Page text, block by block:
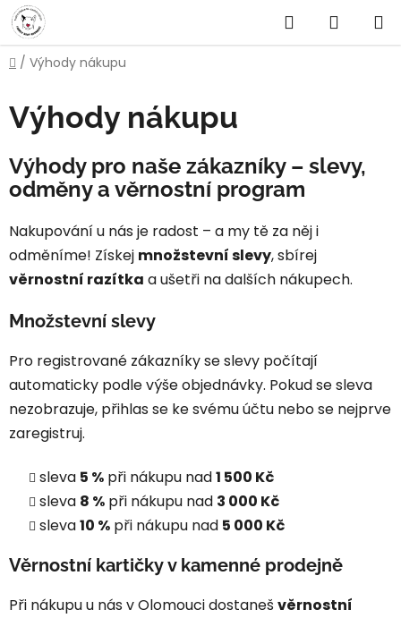
Přejít
na
obsah
Hledat
KOŠÍK
Domů
/ Výhody nákupu
Výhody nákupu
Výhody pro naše zákazníky – slevy,
odměny a věrnostní program
Nakupování u nás je radost – a my tě za něj i
odměníme! Získej množstevní slevy, sbírej
věrnostní razítka a ušetři na dalších nákupech.
Množstevní slevy
Pro registrované zákazníky se slevy počítají
automaticky podle výše objednávky. Pokud se sleva
nezobrazuje, přihlas se ke svému účtu nebo se nejprve
zaregistruj.
sleva 5 % při nákupu nad1 500 Kč
sleva 8 % při nákupu nad 3 000 Kč
sleva10 % při nákupu nad 5 000 Kč
Věrnostní kartičky v kamenné prodejně
Při nákupu u nás v Olomouci dostaneš věrnostní